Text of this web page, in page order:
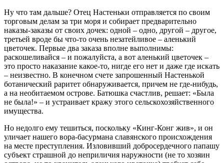
Ну что там дальше? Отец Настеньки отправляется по своим
торговым делам за три моря и собирает предварительно
наказы-заказы от своих дочек: одной – одно, другой – другое,
третьей вроде бы что-то очень незатейливое – аленький
цветочек. Первые два заказа вполне выполнимы:
раскошеливайся – и пожалуйста, а вот аленький цветочек –
это просто наказание какое-то, нигде его нет и даже где искать
– неизвестно. В конечном счете запрошенный Настенькой
ботанический раритет обнаруживается, причем не где-нибудь,
а на необитаемом острове. Батюшка счастлив, решает: «Была
не была!» – и устраивает кражу этого сельскохозяйственного
имущества.
Но недолго ему тешиться, поскольку «Кинг-Конг жив», и он
уличает нашего вора-басурмана славянского происхождения
на месте преступления. Изловивший добросердечного папашу
субъект страшной до неприличия наружности (не то хозяин